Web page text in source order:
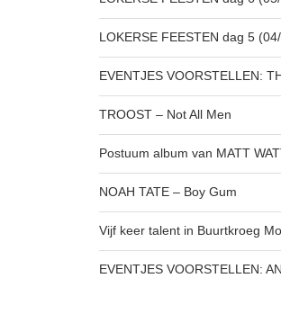
LOKERSE FEESTEN dag 5
EVENTJES VOORSTELLEN:
TROOST – Not All Men
Postuum album van MATT
NOAH TATE – Boy Gum
Vijf keer talent in Buurtkroeg
EVENTJES VOORSTELLEN: